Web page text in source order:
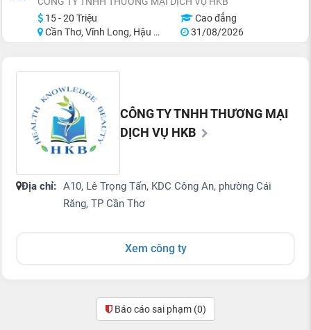
15 - 20 Triệu
Cao đẳng
Cần Thơ, Vĩnh Long, Hậu Giang, Sóc Trăng, Bạc Liêu, Cà Mau
31/08/2026
CÔNG TY TNHH THƯƠNG MẠI
DỊCH VỤ HKB
Địa chỉ: A10, Lê Trọng Tấn, KDC Công An, phường Cái
Răng, TP Cần Thơ
Xem công ty
Báo cáo sai phạm (0)